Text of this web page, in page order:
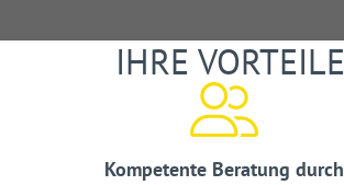
IHRE VORTEILE
Kompetente Beratung durch